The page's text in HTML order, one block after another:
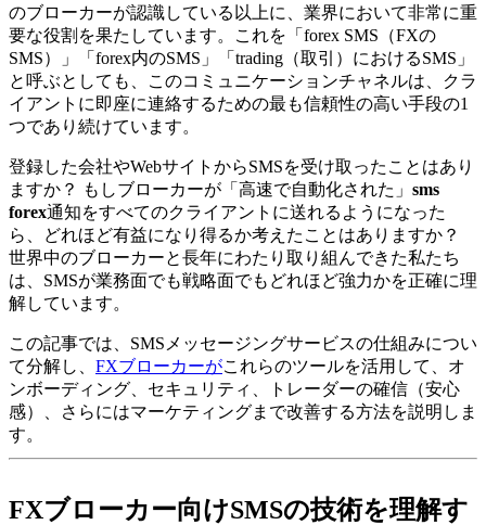
のブローカーが認識している以上に、業界において非常に重
要な役割を果たしています。これを「forex SMS（FXの
SMS）」「forex内のSMS」「trading（取引）におけるSMS」
と呼ぶとしても、このコミュニケーションチャネルは、クラ
イアントに即座に連絡するための最も信頼性の高い手段の1
つであり続けています。
登録した会社やWebサイトからSMSを受け取ったことはあり
ますか？ もしブローカーが「高速で自動化された」 sms
forex通知をすべてのクライアントに送れるようになった
ら、どれほど有益になり得るか考えたことはありますか？
世界中のブローカーと長年にわたり取り組んできた私たち
は、SMSが業務面でも戦略面でもどれほど強力かを正確に理
解しています。
この記事では、SMSメッセージングサービスの仕組みについ
て分解し、 FXブローカーがこれらのツールを活用して、オ
ンボーディング、セキュリティ、トレーダーの確信（安心
感）、さらにはマーケティングまで改善する方法を説明しま
す。
FXブローカー向けSMSの技術を理解す